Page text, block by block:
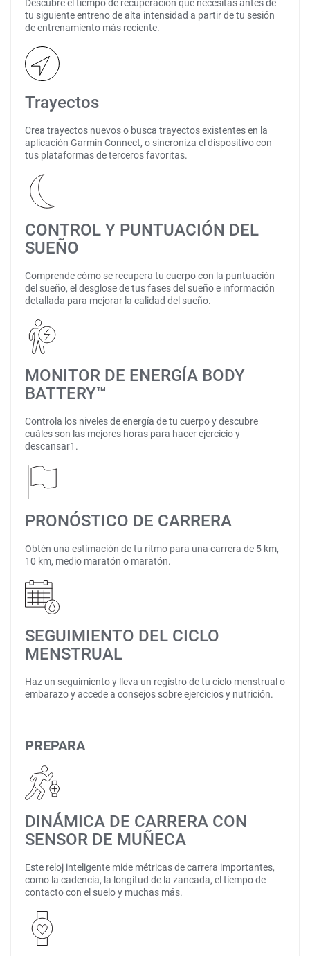
Descubre el tiempo de recuperación que necesitas antes de
tu siguiente entreno de alta intensidad a partir de tu sesión
de entrenamiento más reciente.
Trayectos
Crea trayectos nuevos o busca trayectos existentes en la
aplicación Garmin Connect, o sincroniza el dispositivo con
tus plataformas de terceros favoritas.
CONTROL Y PUNTUACIÓN DEL
SUEÑO
Comprende cómo se recupera tu cuerpo con la puntuación
del sueño, el desglose de tus fases del sueño e información
detallada para mejorar la calidad del sueño.
MONITOR DE ENERGÍA BODY
BATTERY™
Controla los niveles de energía de tu cuerpo y descubre
cuáles son las mejores horas para hacer ejercicio y
descansar1.
PRONÓSTICO DE CARRERA
Obtén una estimación de tu ritmo para una carrera de 5 km,
10 km, medio maratón o maratón.
SEGUIMIENTO DEL CICLO
MENSTRUAL
Haz un seguimiento y lleva un registro de tu ciclo menstrual o
embarazo y accede a consejos sobre ejercicios y nutrición.
PREPARA
DINÁMICA DE CARRERA CON
SENSOR DE MUÑECA
Este reloj inteligente mide métricas de carrera importantes,
como la cadencia, la longitud de la zancada, el tiempo de
contacto con el suelo y muchas más.